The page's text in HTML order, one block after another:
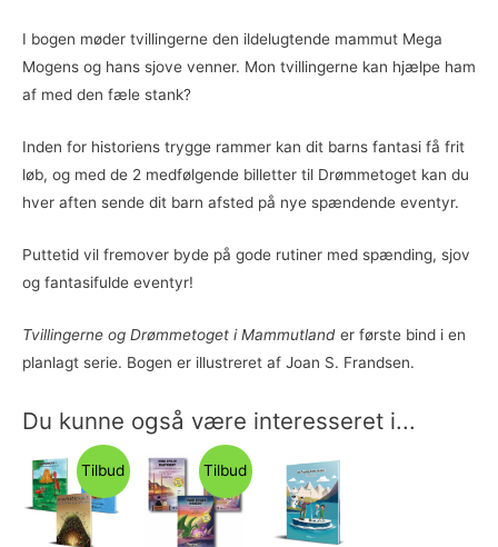
I bogen møder tvillingerne den ildelugtende mammut Mega
Mogens og hans sjove venner. Mon tvillingerne kan hjælpe ham
af med den fæle stank?
Inden for historiens trygge rammer kan dit barns fantasi få frit
løb, og med de 2 medfølgende billetter til Drømmetoget kan du
hver aften sende dit barn afsted på nye spændende eventyr.
Puttetid vil fremover byde på gode rutiner med spænding, sjov
og fantasifulde eventyr!
Tvillingerne og Drømmetoget i Mammutland er første bind i en
planlagt serie. Bogen er illustreret af Joan S. Frandsen.
Du kunne også være interesseret i...
Tilbud Tilbud